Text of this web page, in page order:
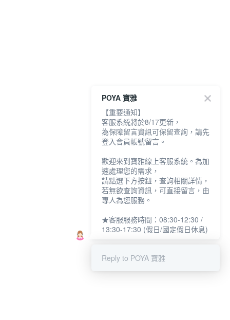
POYA 寶雅
【重要通知】
客服系統將於8/17更新，
為保障留言資訊可保留查詢，請先
登入會員帳號留言。
歡迎來到寶雅線上客服系統。為加
速處理您的需求，
請點選下方按鈕，查詢相關詳情，
若無欲查詢資訊，可直接留言，由
專人為您服務。
★客服服務時間：08:30-12:30 /
13:30-17:30 (假日/國定假日休息)
Reply to POYA 寶雅